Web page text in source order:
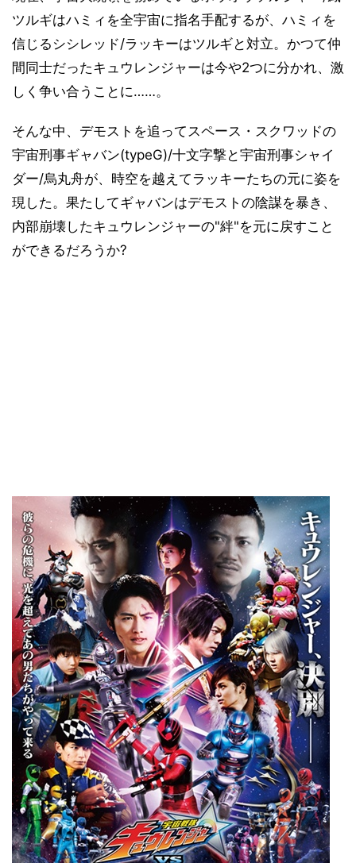
ツルギはハミィを全宇宙に指名手配するが、ハミィを
信じるシシレッド/ラッキーはツルギと対立。かつて仲
間同士だったキュウレンジャーは今や2つに分かれ、激
しく争い合うことに……。
そんな中、デモストを追ってスペース・スクワッドの
宇宙刑事ギャバン(typeG)/十文字撃と宇宙刑事シャイ
ダー/烏丸舟が、時空を越えてラッキーたちの元に姿を
現した。果たしてギャバンはデモストの陰謀を暴き、
内部崩壊したキュウレンジャーの"絆"を元に戻すこと
ができるだろうか?